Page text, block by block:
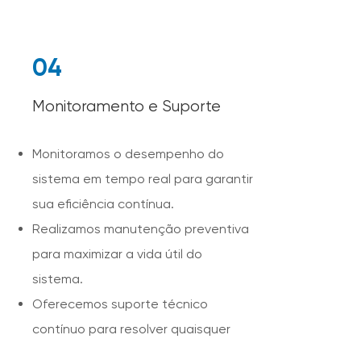
04
Monitoramento e Suporte
Monitoramos o desempenho do
sistema em tempo real para garantir
sua eficiência contínua.
Realizamos manutenção preventiva
para maximizar a vida útil do
sistema.
Oferecemos suporte técnico
contínuo para resolver quaisquer